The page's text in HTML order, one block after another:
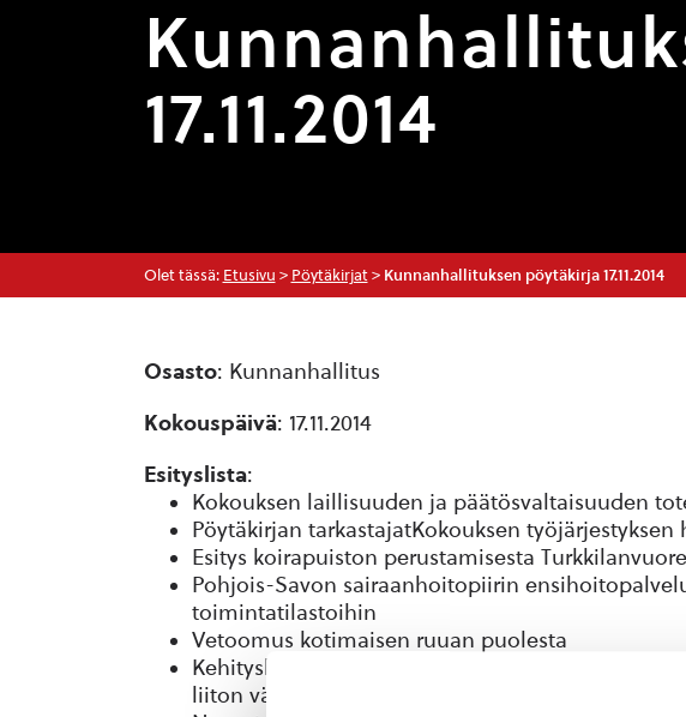
17.11.2014
Olet tässä: Etusivu > Pöytäkirjat> Kunnanhallituksen pöytäkirja 17.11.2014
Osasto: Kunnanhallitus
Kokouspäivä: 17.11.2014
Esityslista:
Kokouksen laillisuuden ja päätösvaltaisuuden
Pöytäkirjan tarkastajatKokouksen työjärjestyksen
Esitys koirapuiston perustamisesta
Pohjois-Savon sairaanhoitopiirin
toimintatilastoihin
Vetoomus kotimaisen ruuan puolesta
Kehityskeskustelu Rautalammin kunnan, Pohjois-
liiton välillä